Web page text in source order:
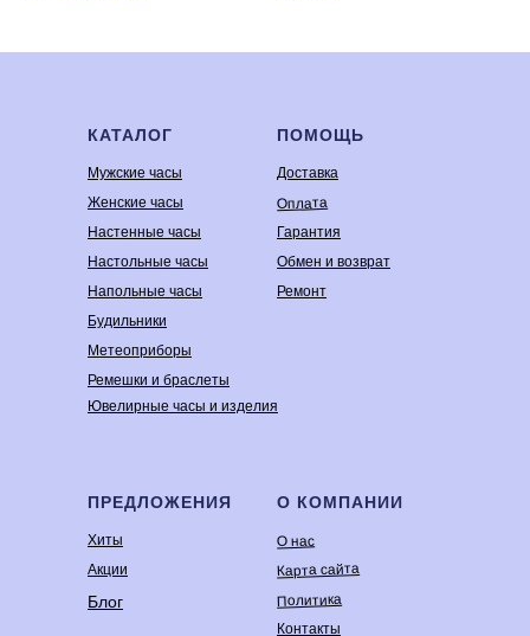
КАТАЛОГ
Мужские часы
Женские часы
Настенные часы
Настольные часы
Напольные часы
Будильники
Метеоприборы
Ремешки и браслеты
Ювелирные часы и изделия
ПРЕДЛОЖЕНИЯ
Хиты
Акции
Блог
ПОМОЩЬ
Доставка
Оплата
Гарантия
Обмен и возврат
Ремонт
О КОМПАНИИ
О нас
Карта сайта
Политика
Контакты